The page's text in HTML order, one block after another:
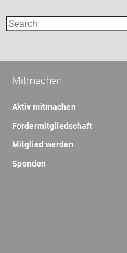
Mitmachen
Aktiv mitmachen
Fördermitgliedschaft
Mitglied werden
Spenden